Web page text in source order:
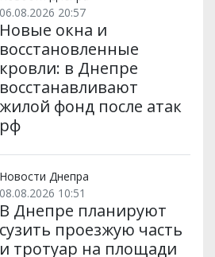
06.08.2026 20:57
Новые окна и
восстановленные
кровли: в Днепре
восстанавливают
жилой фонд после атак
рф
Новости Днепра
08.08.2026 10:51
В Днепре планируют
сузить проезжую часть
и тротуар на площади